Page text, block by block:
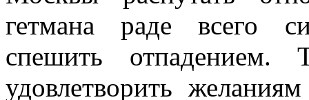
гетмана раде всего
спешить отпадением.
удовлетворить